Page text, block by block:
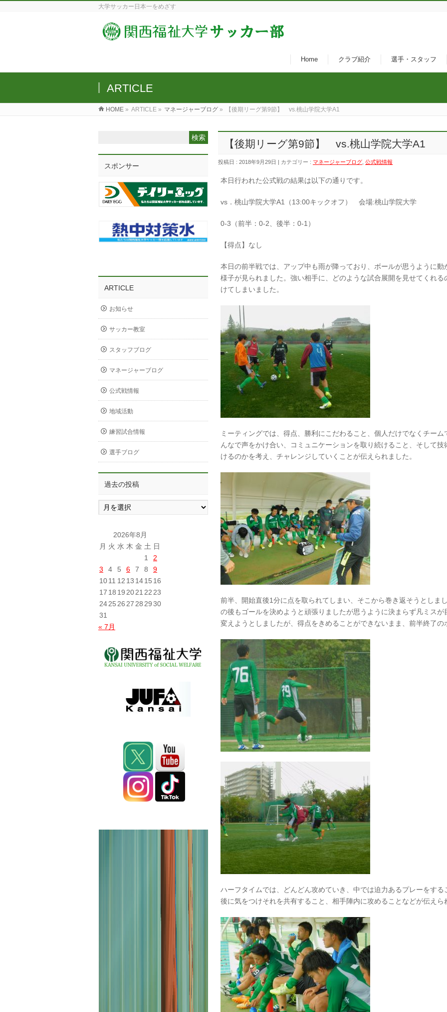
大学サッカー日本一をめざす
Home クラブ紹介 選手・スタッフ
ARTICLE
HOME » ARTICLE » マネージャーブログ » 【後期リーグ第9節】 vs.桃山学院大学A1
【後期リーグ第9節】 vs.桃山学院大学A1
投稿日 : 2018年9月29日 | カテゴリー : マネージャーブログ 公式戦情報
本日行われた公式戦の結果は以下の通りです。
vs．桃山学院大学A1（13:00キックオフ） 会場:桃山学院大学
0-3（前半：0-2、後半：0-1）
【得点】なし
本日の前半戦では、アップ中も雨が降っており、ボールが思うように
様子が見られました。強い相手に、どのような試合展開を見せてくれ
けてしまいました。
ミーティングでは、得点、勝利にこだわること、個人だけでなくチー
んなで声をかけ合い、コミュニケーションを取り続けること、そして
けるのかを考え、チャレンジしていくことが伝えられました。
前半、開始直後1分に点を取られてしまい、そこから巻き返そうとしま
の後もゴールを決めようと頑張りましたが思うように決まらず凡ミス
変えようとしましたが、得点をきめることができないまま、前半終了の
ハーフタイムでは、どんどん攻めていき、中では迫力あるプレーをす
後に気をつけそれを共有すること、相手陣内に攻めることなどが伝えら
スポンサー
ARTICLE
お知らせ
サッカー教室
スタッフブログ
マネージャーブログ
公式戦情報
地域活動
練習試合情報
選手ブログ
過去の投稿
過
去
2026年8月
月 火 水 木 金 土 日
1
2
3
4 5 6 7 8
9
1011 12 13 1415 16
17 18 19 2021 22 23
2425 26 27 28 2930
31
« 7月